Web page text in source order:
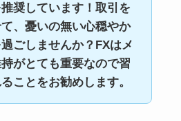
奨しています！取引を
、憂いの無い心穏やか
ごしませんか？FXはメ
がとても重要なので習
ことをお勧めします。